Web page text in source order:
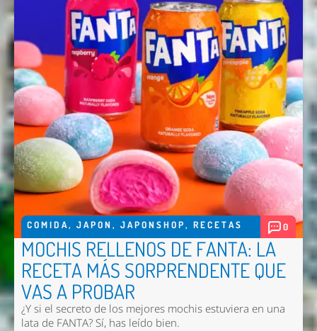
COMIDA, JAPON , JAPONSHOP, RECETAS 0
MOCHIS RELLENOS DE FANTA: LA
RECETA MÁS SORPRENDENTE QUE
VAS A PROBAR
¿Y si el secreto de los mejores mochis estuviera en una
lata de FANTA? Sí, has leído bien.